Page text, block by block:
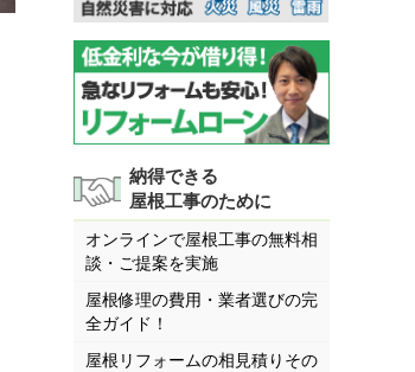
納得できる
屋根工事のために
オンラインで屋根工事の無料相
談・ご提案を実施
屋根修理の費用・業者選びの完
全ガイド！
屋根リフォームの相見積りその